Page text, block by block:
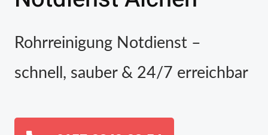
Rohrreinigung Notdienst –
schnell, sauber & 24/7 erreichbar